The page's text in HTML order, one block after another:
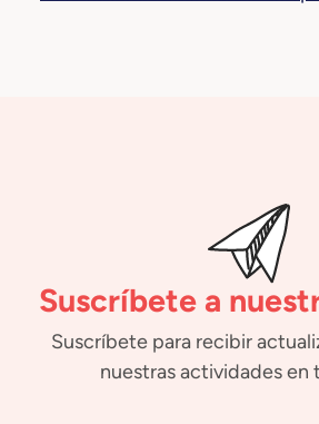
Suscríbete a
Suscríbete para recibir
nuestras actividades en